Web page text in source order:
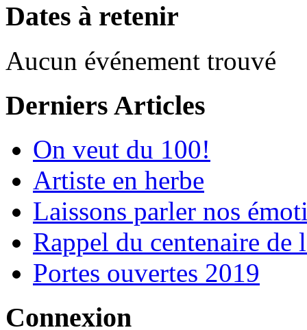
Dates à retenir
Aucun événement trouvé
Derniers Articles
On veut du 100!
Artiste en herbe
Laissons parler nos
Rappel du centenaire de
Portes ouvertes 2019
Connexion